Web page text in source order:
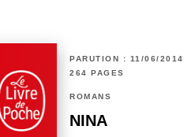
PARUTION : 11/06/2014
264 PAGES
ROMANS
NINA